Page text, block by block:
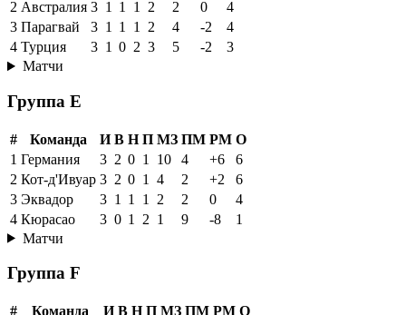
2 Австралия 3 1 1 1 2 2 0
4
3 Парагвай 3 1 1 1 2 4 -2
4
4 Турция 3 1 0 2 3 5 -2
3
Матчи
Группа E
# Команда И В Н П МЗ ПМ РМ О
1 Германия 3 2 0 1 10 4 +6
6
2 Кот-д'Ивуар 3 2 0 1 4 2 +2
6
3 Эквадор 3 1 1 1 2 2 0
4
4 Кюрасао 3 0 1 2 1 9 -8
1
Матчи
Группа F
# Команда И В Н П МЗ ПМ РМ О